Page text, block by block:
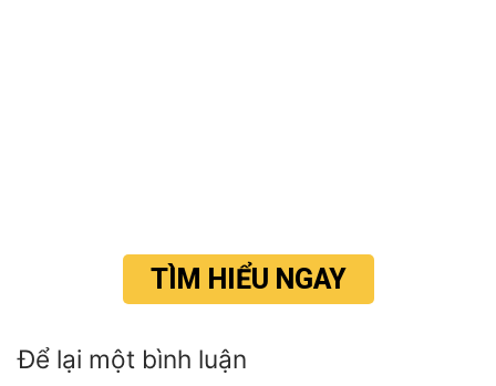
TÌM HIỂU NGAY
Để lại một bình luận